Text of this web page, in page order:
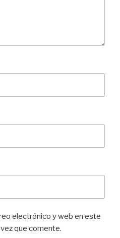
electrónico y web en este
que comente.